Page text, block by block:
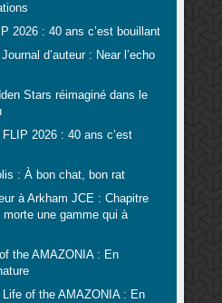
2026 : 40 ans c’est bouillant
Journal d’auteur : Near l’echo
Stars réimaginé dans le
FLIP 2026 : 40 ans c’est
: À bon chat, bon rat
à Arkham JCE : Chapitre
morte une gamme qui à
the AMAZONIA : En
Life of the AMAZONIA : En